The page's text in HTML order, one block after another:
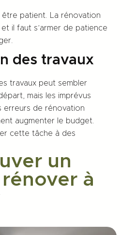
être patient. La rénovation
il faut s’armer de patience
des travaux
travaux peut sembler
mais les imprévus
erreurs de rénovation
augmenter le budget.
cette tâche à des
un
à